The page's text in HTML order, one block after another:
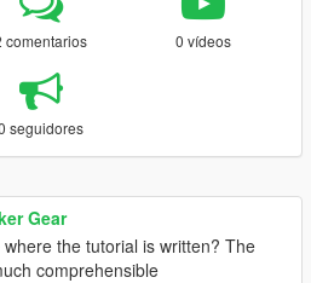
comentarios 0 vídeos
seguidores
Gear
the tutorial is written? The
comprehensible